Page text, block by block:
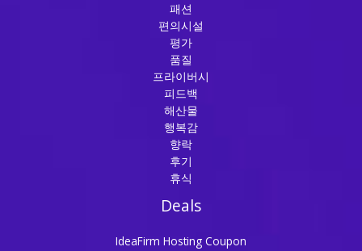
패션
편의시설
평가
품질
프라이버시
피드백
해산물
행복감
향락
후기
휴식
Deals
IdeaFirm Hosting Coupon